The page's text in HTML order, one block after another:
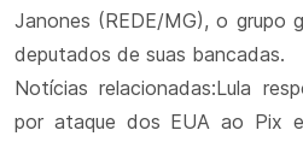
Janones (REDE/MG), o grupo
deputados de suas bancadas.
Notícias relacionadas:Lula
por ataque dos EUA ao Pix